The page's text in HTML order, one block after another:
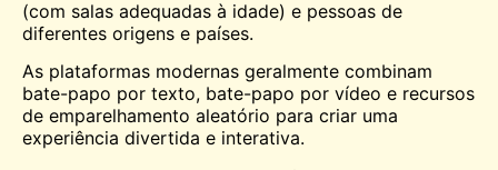
(com salas adequadas à idade) e pessoas de
diferentes origens e países.
As plataformas modernas geralmente combinam
bate-papo por texto, bate-papo por vídeo e recursos
de emparelhamento aleatório para criar uma
experiência divertida e interativa.